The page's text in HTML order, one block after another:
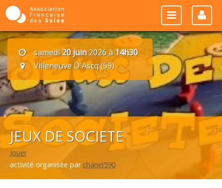
samedi20 juin2026 à14h30
Villeneuve D'Ascq (59)
JEUX DE SOCIETE
Jouer
activité organisée par chanel590